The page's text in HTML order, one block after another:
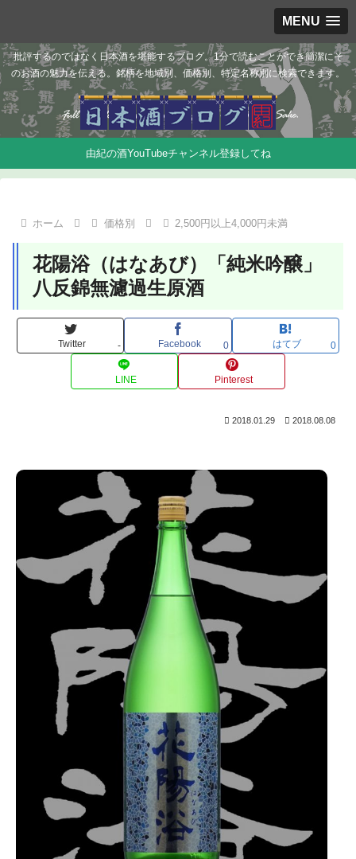
MENU
批評するのではなく日本酒を堪能するブログ。1分で読むことができ簡潔にそ
のお酒の魅力を伝える。銘柄を地域別、価格別、特定名称別に検索できます。
由紀の酒YouTubeチャンネル登録してね
ホーム 価格別 2,500円以上4,000円未満
花陽浴（はなあび）「純米吟醸」
八反錦無濾過生原酒
Twitter - Facebook 0 はてブ 0
LINE Pinterest
2018.01.29 2018.08.08